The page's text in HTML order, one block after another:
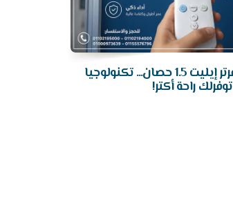
❄️✨ فريش إنفرتر إيليت 1.5 حصان... تكنولوجيا
توفرلك راحة أكتر!